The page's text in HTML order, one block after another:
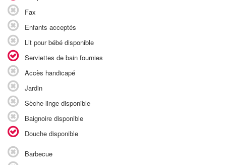
Fax
Enfants acceptés
Lit pour bébé disponible
Serviettes de bain fournies
Accès handicapé
Jardin
Sèche-linge disponible
Baignoire disponible
Douche disponible
Barbecue